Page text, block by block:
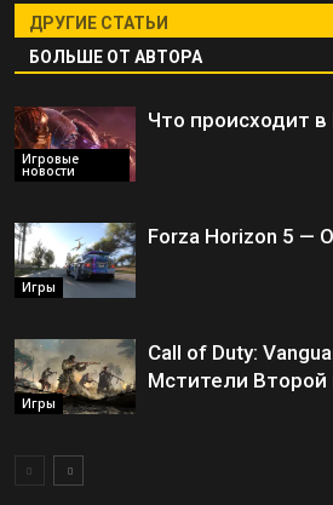
ДРУГИЕ СТАТЬИ
БОЛЬШЕ ОТ АВТОРА
Игровые
новости
Что происходит в
Игры
Forza Horizon 5 —
Игры
Call of Duty:
Мстители Второй